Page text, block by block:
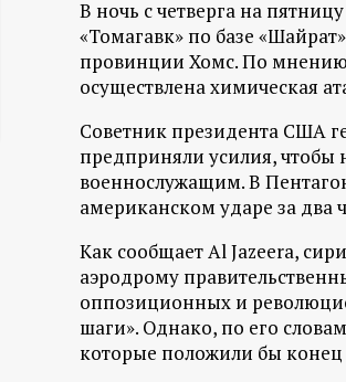
ц
и
о
н
н
ы
й
В ночь с четверга на
«Томагавк» по базе
провинции Хомс. По мнению
осуществлена химическая
Советник президента США
предприняли усилия,
военнослужащим. В
американском ударе за два
Как сообщает Al Jazeera,
аэродрому
оппозиционных и
шаги». Однако, по его
которые положили бы